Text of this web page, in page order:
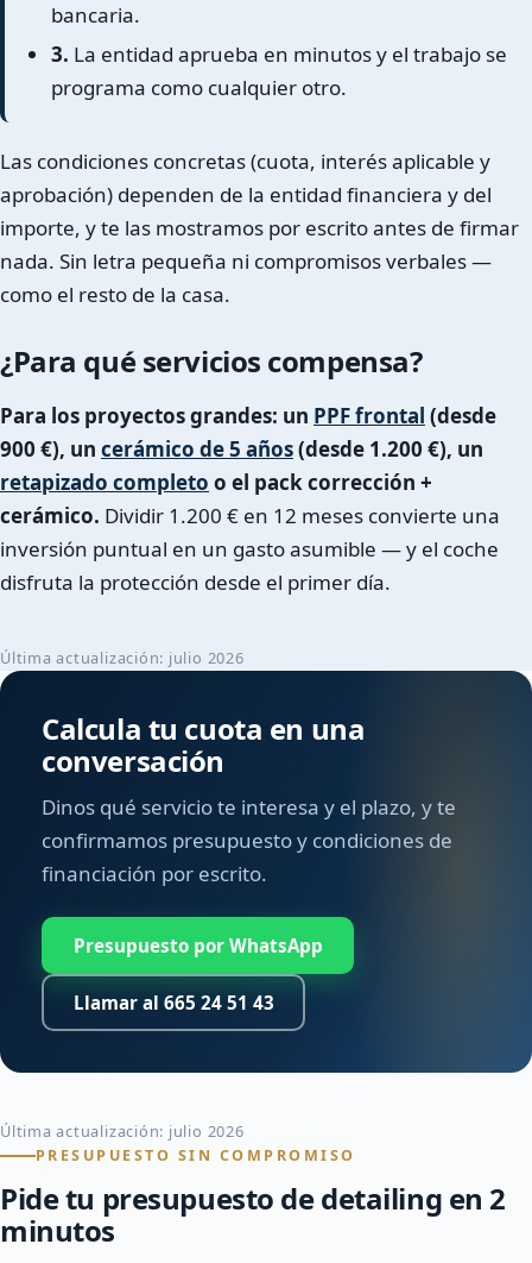
bancaria.
3. La entidad aprueba en minutos y el trabajo se
programa como cualquier otro.
Las condiciones concretas (cuota, interés aplicable y
aprobación) dependen de la entidad financiera y del
importe, y te las mostramos por escrito antes de firmar
nada. Sin letra pequeña ni compromisos verbales —
como el resto de la casa.
¿Para qué servicios compensa?
Para los proyectos grandes: un PPF frontal (desde
900 €), un cerámico de 5 años(desde 1.200 €), un
retapizado completo o el pack corrección +
cerámico. Dividir 1.200 € en 12 meses convierte una
inversión puntual en un gasto asumible — y el coche
disfruta la protección desde el primer día.
Última actualización: julio 2026
Calcula tu cuota en una
conversación
Dinos qué servicio te interesa y el plazo, y te
confirmamos presupuesto y condiciones de
financiación por escrito.
Presupuesto por WhatsApp
Llamar al 665 24 51 43
Última actualización: julio 2026
PRESUPUESTO SIN COMPROMISO
Pide tu presupuesto de detailing en 2
minutos